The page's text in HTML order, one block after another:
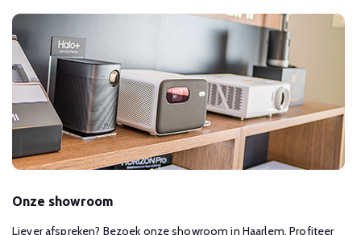
Onze showroom
Liever afspreken? Bezoek onze showroom in Haarlem. Profiteer